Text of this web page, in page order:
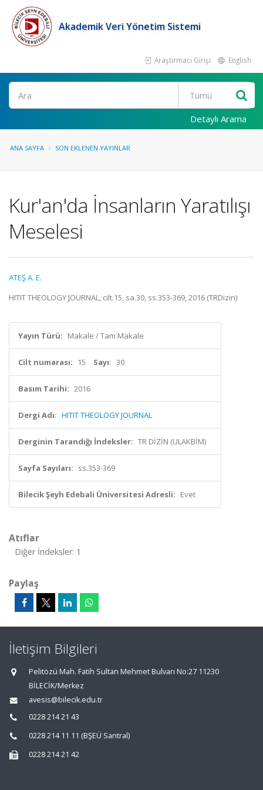
Akademik Veri Yönetim Sistemi
Araştırmacı Girişi English
Ara
Detaylı Arama
ANA SAYFA SON EKLENEN YAYINLAR
Kur'an'da İnsanların Yaratılışı
Meselesi
ATEŞ A. E.
HITIT THEOLOGY JOURNAL, cilt.15, sa.30, ss.353-369, 2016 (TRDizin)
Yayın Türü: Makale / Tam Makale
Cilt numarası: 15 Sayı: 30
Basım Tarihi: 2016
Dergi Adı: HITIT THEOLOGY JOURNAL
Derginin Tarandığı İndeksler: TR DİZİN (ULAKBİM)
Sayfa Sayıları: ss.353-369
Bilecik Şeyh Edebali Üniversitesi Adresli: Evet
Atıflar
Diğer İndeksler: 1
Paylaş
İletişim Bilgileri
Pelitözü Mah. Fatih Sultan Mehmet Bulvarı No:27 11230
BİLECİK/Merkez
avesis@bilecik.edu.tr
0228 214 21 43
0228 214 11 11 (BŞEÜ Santral)
0228 214 21 42